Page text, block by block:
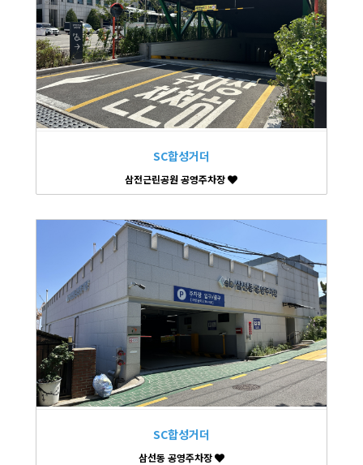
SC합성거더
삼전근린공원 공영주차장
SC합성거더
삼선동 공영주차장